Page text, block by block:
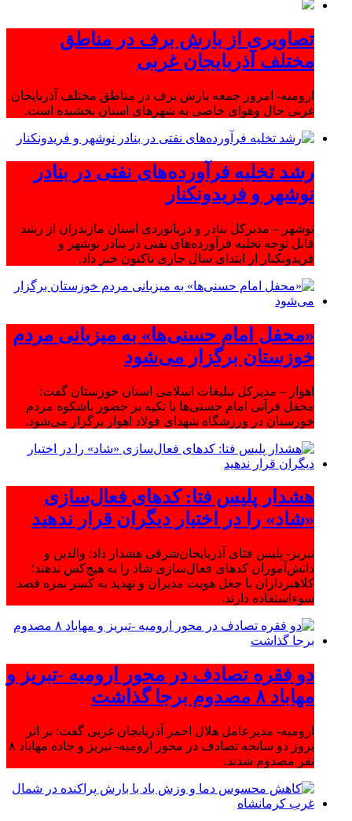
تصاویری از بارش برف در مناطق
مختلف آذربایجان غربی
ارومیه- امروز جمعه بارش برف در مناطق مختلف آذربایجان
غربی حال وهوای خاصی به شهرهای استان بخشیده است.
رشد تخلیه فرآورده‌های نفتی در بنادر
نوشهر و فریدونکنار
نوشهر – مدیرکل بنادر و دریانوردی استان مازندران از رشد
قابل توجه تخلیه فرآورده‌های نفتی در بنادر نوشهر و
فریدونکنار از ابتدای سال جاری تاکنون خبر داد.
«محفل امام حسنی‌ها» به میزبانی مردم
خوزستان برگزار می‌شود
اهواز – مدیرکل تبلیغات اسلامی استان خوزستان گفت:
محفل قرآنی امام حسنی‌ها با تکیه بر حضور باشکوه مردم
خوزستان در ورزشگاه شهدای فولاد اهواز برگزار می‌شود.
هشدار پلیس فتا: کدهای فعال‌سازی
«شاد» را در اختیار دیگران قرار ندهید
تبریز- پلیس فتای آذربایجان‌شرقی هشدار داد: والدین و
دانش‌آموزان کدهای فعال‌سازی شاد را به هیچ‌کس ندهند؛
کلاهبرداران با جعل هویت مدیران و تهدید به کسر نمره قصد
سوءاستفاده دارند.
دو فقره تصادف در محور ارومیه -تبریز و
مهاباد ۸ مصدوم برجا گذاشت
ارومیه- مدیرعامل هلال احمر آذربایجان غربی گفت: بر اثر
بروز دو سانحه تصادف در محور ارومیه- تبریز و جاده مهاباد ۸
نفر مصدوم شدند.